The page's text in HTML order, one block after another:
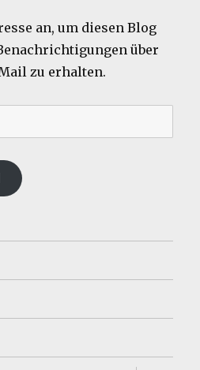
an, um diesen Blog
über
zu erhalten.